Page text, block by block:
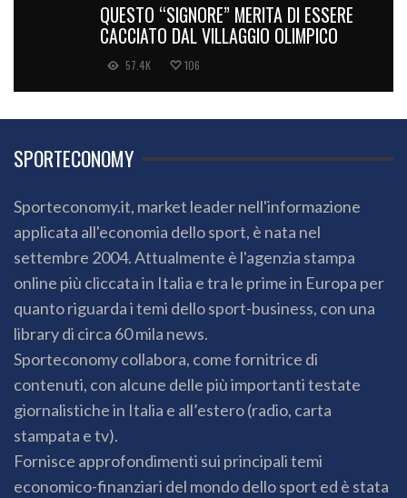
QUESTO “SIGNORE” MERITA DI ESSERE
CACCIATO DAL VILLAGGIO OLIMPICO
57.4K 106
SPORTECONOMY
Sporteconomy.it, market leader nell'informazione
applicata all'economia dello sport, è nata nel
settembre 2004. Attualmente è l'agenzia stampa
online più cliccata in Italia e tra le prime in Europa per
quanto riguarda i temi dello sport-business, con una
library di circa 60 mila news.
Sporteconomy collabora, come fornitrice di
contenuti, con alcune delle più importanti testate
giornalistiche in Italia e all’estero (radio, carta
stampata e tv).
Fornisce approfondimenti sui principali temi
economico-finanziari del mondo dello sport ed è stata